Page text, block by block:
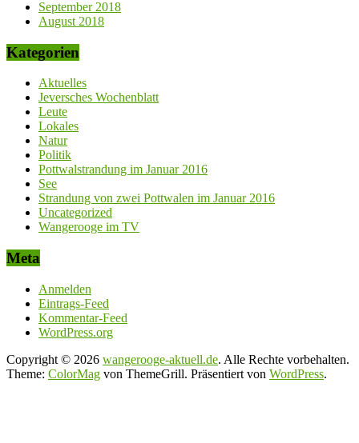
September 2018
August 2018
Kategorien
Aktuelles
Jeversches Wochenblatt
Leute
Lokales
Natur
Politik
Pottwalstrandung im Januar 2016
See
Strandung von zwei Pottwalen im Januar 2016
Uncategorized
Wangerooge im TV
Meta
Anmelden
Eintrags-Feed
Kommentar-Feed
WordPress.org
Copyright © 2026 wangerooge-aktuell.de. Alle Rechte vorbehalten.
Theme: ColorMag von ThemeGrill. Präsentiert von WordPress.